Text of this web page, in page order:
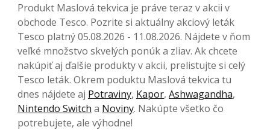
Produkt Maslová tekvica je práve teraz v akcii v
obchode Tesco. Pozrite si aktuálny akciový leták
Tesco platný 05.08.2026 - 11.08.2026. Nájdete v ňom
veľké množstvo skvelých ponúk a zliav. Ak chcete
nakúpiť aj ďalšie produkty v akcii, prelistujte si celý
Tesco leták. Okrem poduktu Maslová tekvica tu
dnes nájdete aj Potraviny, Kapor, Ashwagandha,
Nintendo Switch a Noviny. Nakúpte všetko čo
potrebujete, ale výhodne!